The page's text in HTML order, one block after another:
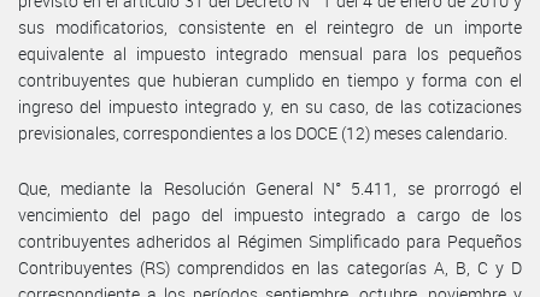
sus modificatorios, consistente en el reintegro de un importe
equivalente al impuesto integrado mensual para los pequeños
contribuyentes que hubieran cumplido en tiempo y forma con el
ingreso del impuesto integrado y, en su caso, de las cotizaciones
previsionales, correspondientes a los DOCE (12) meses calendario.
Que, mediante la Resolución General N° 5.411, se prorrogó el
vencimiento del pago del impuesto integrado a cargo de los
contribuyentes adheridos al Régimen Simplificado para Pequeños
Contribuyentes (RS) comprendidos en las categorías A, B, C y D